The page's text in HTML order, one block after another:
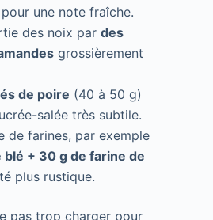
une note fraîche.
des noix par des
grossièrement
de poire (40 à 50 g)
salée très subtile.
de farines, par exemple
blé + 30 g de farine de
plus rustique.
pas trop charger pour